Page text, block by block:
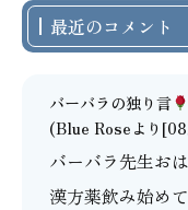
最近のコメント
バーバラの独り言
(Blue Roseより
バーバラ先生お
漢方薬飲み始め